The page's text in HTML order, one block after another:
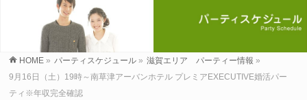
HOME » パーティスケジュール » 滋賀エリア パーティー情報 »
9月16日（土）19時～南草津アーバンホテル プレミアEXECUTIVE婚活パー
ティ※年収完全確認